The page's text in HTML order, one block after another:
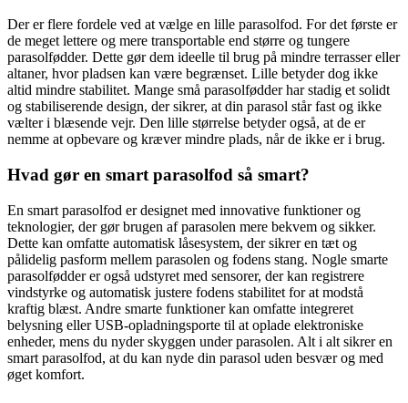
Der er flere fordele ved at vælge en lille parasolfod. For det første er
de meget lettere og mere transportable end større og tungere
parasolfødder. Dette gør dem ideelle til brug på mindre terrasser eller
altaner, hvor pladsen kan være begrænset. Lille betyder dog ikke
altid mindre stabilitet. Mange små parasolfødder har stadig et solidt
og stabiliserende design, der sikrer, at din parasol står fast og ikke
vælter i blæsende vejr. Den lille størrelse betyder også, at de er
nemme at opbevare og kræver mindre plads, når de ikke er i brug.
Hvad gør en smart parasolfod så smart?
En smart parasolfod er designet med innovative funktioner og
teknologier, der gør brugen af parasolen mere bekvem og sikker.
Dette kan omfatte automatisk låsesystem, der sikrer en tæt og
pålidelig pasform mellem parasolen og fodens stang. Nogle smarte
parasolfødder er også udstyret med sensorer, der kan registrere
vindstyrke og automatisk justere fodens stabilitet for at modstå
kraftig blæst. Andre smarte funktioner kan omfatte integreret
belysning eller USB-opladningsporte til at oplade elektroniske
enheder, mens du nyder skyggen under parasolen. Alt i alt sikrer en
smart parasolfod, at du kan nyde din parasol uden besvær og med
øget komfort.